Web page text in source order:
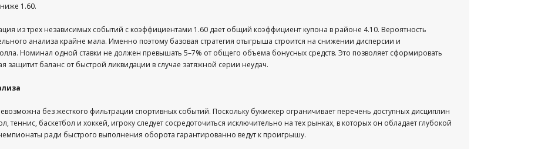
1.60.
из трех независимых событий с коэффициентами 1.60 дает общий коэффициент купона в районе 4.10. Вероятность
анализа крайне мала. Именно поэтому базовая стратегия отыгрыша строится на снижении дисперсии и
Номинал одной ставки не должен превышать 5–7% от общего объема бонусных средств. Это позволяет сформировать
защитит баланс от быстрой ликвидации в случае затяжной серии неудач.
без жесткого фильтрации спортивных событий. Поскольку букмекер ограничивает перечень доступных дисциплин
теннис, баскетбол и хоккей, игроку следует сосредоточиться исключительно на тех рынках, в которых он обладает глубокой
ради быстрого выполнения оборота гарантированно ведут к проигрышу.